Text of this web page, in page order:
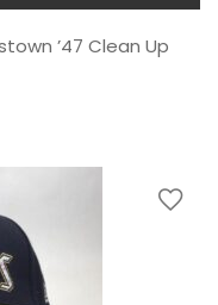
’47 Clean Up